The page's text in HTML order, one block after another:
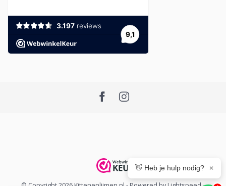
👋 Heb je hulp nodig? ×